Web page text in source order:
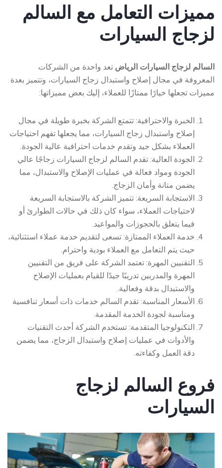
مميزات التعامل مع السالم
لزجاج السيارات
السالم لزجاج السيارات الرياض تعد واحدة من الشركات
المعروفة في مجال إصلاح واستبدال زجاج السيارات، وتتميز بعدة
مميزات تجعلها خيارًا ممتازًا للعملاء، إليك بعض مميزاتها:
الخبرة والاحترافية: تتمتع الشركة بخبرة طويلة في مجال
إصلاح واستبدال زجاج السيارات، مما يجعلها تفهم احتياجات
العملاء بشكل جيد وتقدم خدمات احترافية عالية الجودة.
الجودة العالية: تقدم السالم لزجاج السيارات زجاجًا عالي
الجودة ومواد فعالة في عمليات الإصلاح والاستبدال، مما
يضمن متانة وأمان الزجاج.
الاستجابة السريعة: تتميز الشركة بالاستجابة السريعة
لاحتياجات العملاء، سواء كان ذلك في حالات الطوارئ أو
فيما يتعلق بالحجوزات والمواعيد.
خدمة العملاء الممتازة: تسعى لتقديم خدمة عملاء استثنائية،
حيث يتم التعامل مع العملاء بودية واحترام.
التقنيين المهرة: تعتمد الشركة على فريق من التقنيين
المهرة والمدربين تدريبًا جيدًا للقيام بعمليات الإصلاح
والاستبدال بدقة وفعالية.
الأسعار المناسبة: تقدم السالم خدمات ذات أسعار تنافسية
ومناسبة لجودة الخدمة المقدمة.
التكنولوجيا المتقدمة: تستخدم الشركة أحدث التقنيات
والأدوات في عمليات إصلاح واستبدال الزجاج، مما يضمن
دقة العمل وكفاءته.
فروع السالم لزجاج
السيارات